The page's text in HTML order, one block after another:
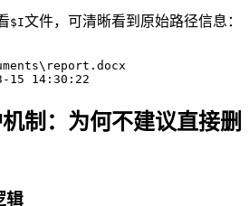
$I文件，可清晰看到原始路径信息：
15 14:30:22
制：为何不建议直接删
辑